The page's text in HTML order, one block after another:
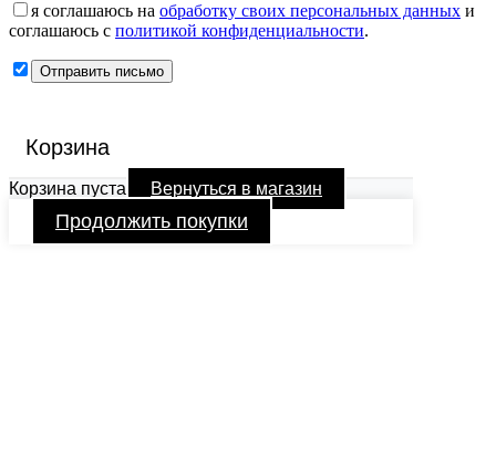
я соглашаюсь на обработку своих персональных данных и
соглашаюсь с политикой конфиденциальности.
Корзина
Корзина пуста Вернуться в магазин
Продолжить покупки